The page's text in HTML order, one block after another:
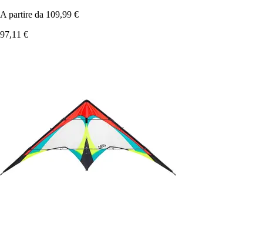
A partire da 109,99 €
97,11 €